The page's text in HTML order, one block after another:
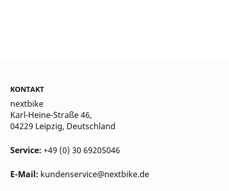
KONTAKT
nextbike
Karl-Heine-Straße 46,
04229 Leipzig, Deutschland
Service: +49 (0) 30 69205046
E-Mail: kundenservice@nextbike.de